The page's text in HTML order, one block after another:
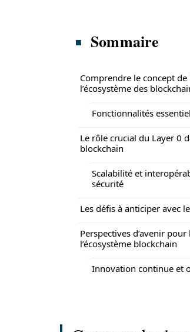
Sommaire
Comprendre le concept de
l’écosystème des
Fonctionnalités
Le rôle crucial du Layer 0
blockchain
Scalabilité et
sécurité
Les défis à anticiper avec
Perspectives d’avenir
l’écosystème blockchain
Innovation continue et